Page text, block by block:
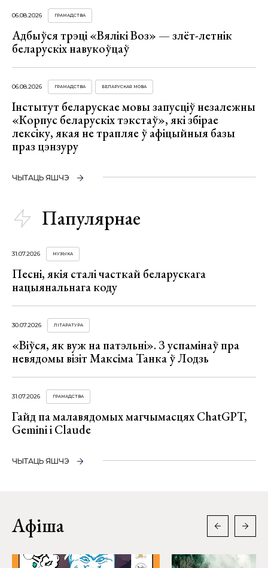
06.08.2026 ГРАМАДСТВА
Адбыўся трэці «Вялікі Воз» — злёт-летнік
беларускіх навукоўцаў
06.08.2026 ГРАМАДСТВА БЕЛАРУСКАЯ МОВА
Інстытут беларускае мовы запусціў незалежны
«Корпус беларускіх тэкстаў», які збірае
лексіку, якая не трапляе ў афіцыйныя базы
праз цэнзуру
ЧЫТАЦЬ ЯШЧЭ
Папулярнае
31.07.2026 МУЗЫКА
Песні, якія сталі часткай беларускага
нацыянальнага коду
30.07.2026 ЛІТАРАТУРА
«Віўся, як вуж на патэльні». З успамінаў пра
невядомы візіт Максіма Танка ў Лодзь
31.07.2026 ГРАМАДСТВА
Гайд па малавядомых магчымасцях ChatGPT,
Gemini і Claude
ЧЫТАЦЬ ЯШЧЭ
Афіша